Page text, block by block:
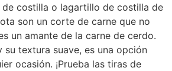
de costilla o lagartillo de costilla de
son un corte de carne que no
un amante de la carne de cerdo.
su textura suave, es una opción
ocasión. ¡Prueba las tiras de